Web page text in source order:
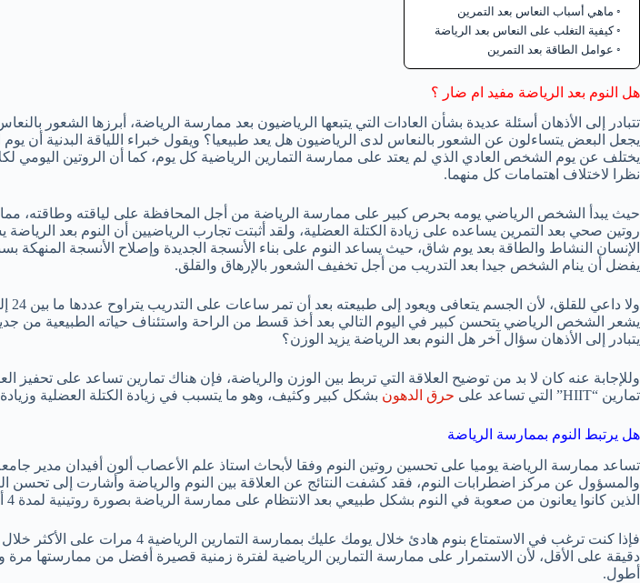
ماهي أسباب النعاس بعد التمرين
كيفية التغلب على النعاس بعد الرياضة
عوامل الطاقة بعد التمرين
هل النوم بعد الرياضة مفيد ام ضار ؟
تتبادر إلى الأذهان أسئلة عديدة بشأن العادات التي يتبعها الرياضيون بعد ممارسة الرياضة، أبرزها الشعور
يجعل البعض يتساءلون عن الشعور بالنعاس لدى الرياضيون هل يعد طبيعيا؟ ويقول خبراء اللياقة البدنية أن
يختلف عن يوم الشخص العادي الذي لم يعتد على ممارسة التمارين الرياضية كل يوم، كما أن الروتين اليومي
نظرا لاختلاف اهتمامات كل منهما.
حيث يبدأ الشخص الرياضي يومه بحرص كبير على ممارسة الرياضة من أجل المحافظة على لياقته وطاقته، مما
روتين صحي بعد التمرين يساعده على زيادة الكتلة العضلية، ولقد أثبتت تجارب الرياضيين أن النوم بعد
الإنسان النشاط والطاقة بعد يوم شاق، حيث يساعد النوم على بناء الأنسجة الجديدة وإصلاح الأنسجة المنهكة
يفضل أن ينام الشخص جيدا بعد التدريب من أجل تخفيف الشعور بالإرهاق والقلق.
يشعر الشخص الرياضي بتحسن كبير في اليوم التالي بعد أخذ قسط من الراحة واستئناف حياته الطبيعية من
يتبادر إلى الأذهان سؤال آخر هل النوم بعد الرياضة يزيد الوزن؟
وللإجابة عنه كان لا بد من توضيح العلاقة التي تربط بين الوزن والرياضة، فإن هناك تمارين تساعد على تحفيز
تمارين “HIIT” التي تساعد على
حرق الدهون بشكل كبير وكثيف، وهو ما يتسبب في زيادة الكتلة العضلية
هل يرتبط النوم بممارسة الرياضة
تساعد ممارسة الرياضة يوميا على تحسين روتين النوم وفقا لأبحاث استاذ علم الأعصاب ألون أفيدان مدير جامعة
والمسؤول عن مركز اضطرابات النوم، فقد كشفت النتائج عن العلاقة بين النوم والرياضة وأشارت إلى تحسن
الذين كانوا يعانون من صعوبة في النوم بشكل طبيعي بعد الانتظام على ممارسة الرياضة بصورة روتينية لمدة 4 أشهر.
دقيقة على الأقل، لأن الاستمرار على ممارسة التمارين الرياضية لفترة زمنية قصيرة أفضل من ممارستها مرة
أطول.